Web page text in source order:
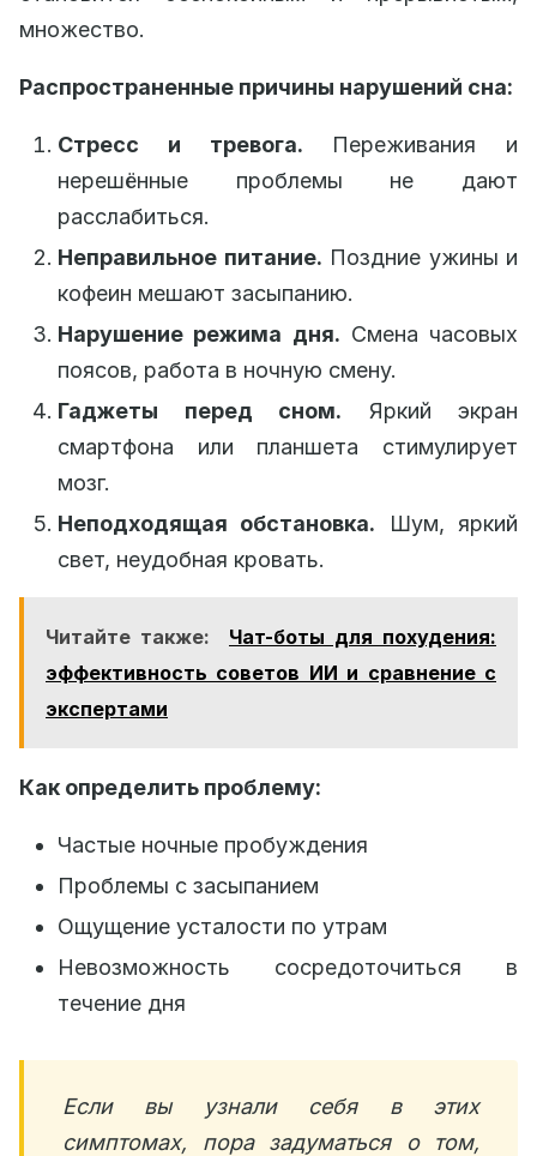
множество.
Распространенные причины нарушений сна:
Стресс и тревога. Переживания и
нерешённые проблемы не дают
расслабиться.
Неправильное питание. Поздние ужины и
кофеин мешают засыпанию.
Нарушение режима дня. Смена часовых
поясов, работа в ночную смену.
Гаджеты перед сном. Яркий экран
смартфона или планшета стимулирует
мозг.
Неподходящая обстановка. Шум, яркий
свет, неудобная кровать.
Читайте также:
Чат-боты для похудения:
эффективность советов ИИ и сравнение с
экспертами
Как определить проблему:
Частые ночные пробуждения
Проблемы с засыпанием
Ощущение усталости по утрам
Невозможность сосредоточиться в
течение дня
Если вы узнали себя в этих
симптомах, пора задуматься о том,